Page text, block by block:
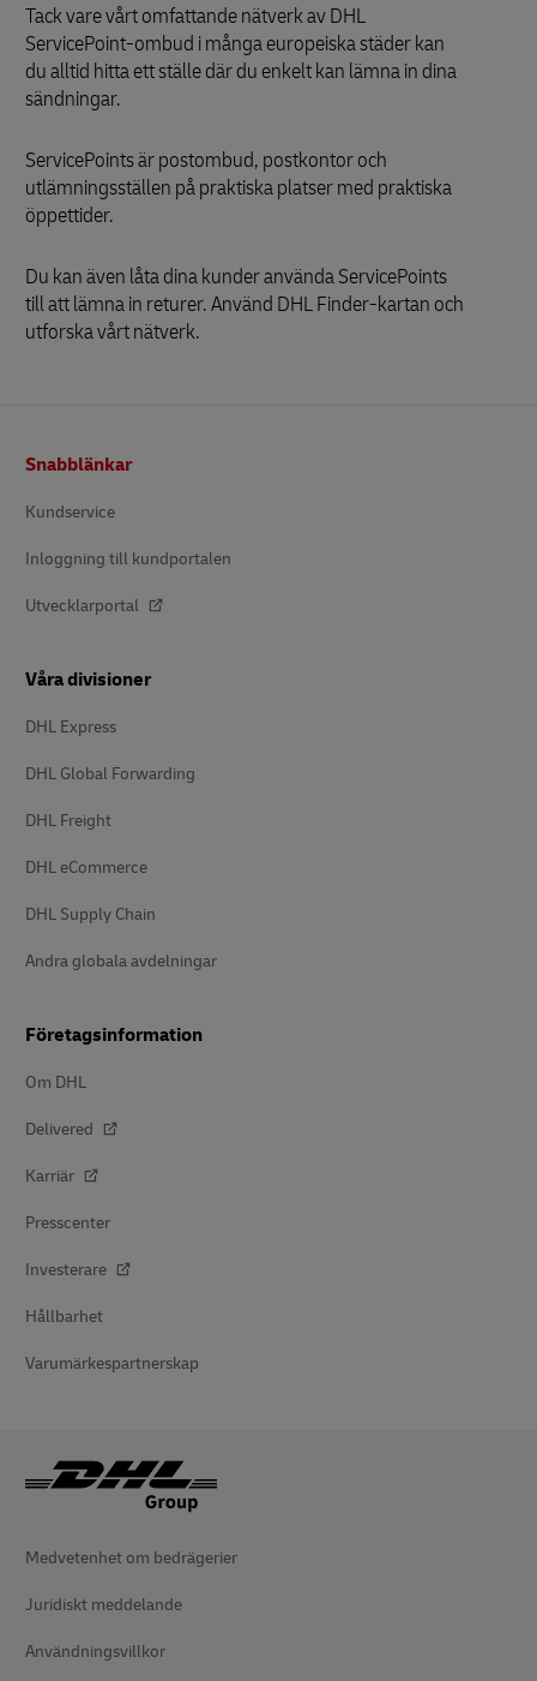
Tack vare vårt omfattande nätverk av DHL
ServicePoint-ombud i många europeiska städer kan
du alltid hitta ett ställe där du enkelt kan lämna in dina
sändningar.
ServicePoints är postombud, postkontor och
utlämningsställen på praktiska platser med praktiska
öppettider.
Du kan även låta dina kunder använda ServicePoints
till att lämna in returer. Använd DHL Finder-kartan och
utforska vårt nätverk.
Snabblänkar
Kundservice
Inloggning till kundportalen
Utvecklarportal
Våra divisioner
DHL Express
DHL Global Forwarding
DHL Freight
DHL eCommerce
DHL Supply Chain
Andra globala avdelningar
Företagsinformation
Om DHL
Delivered
Karriär
Presscenter
Investerare
Hållbarhet
Varumärkespartnerskap
Medvetenhet om bedrägerier
Juridiskt meddelande
Användningsvillkor